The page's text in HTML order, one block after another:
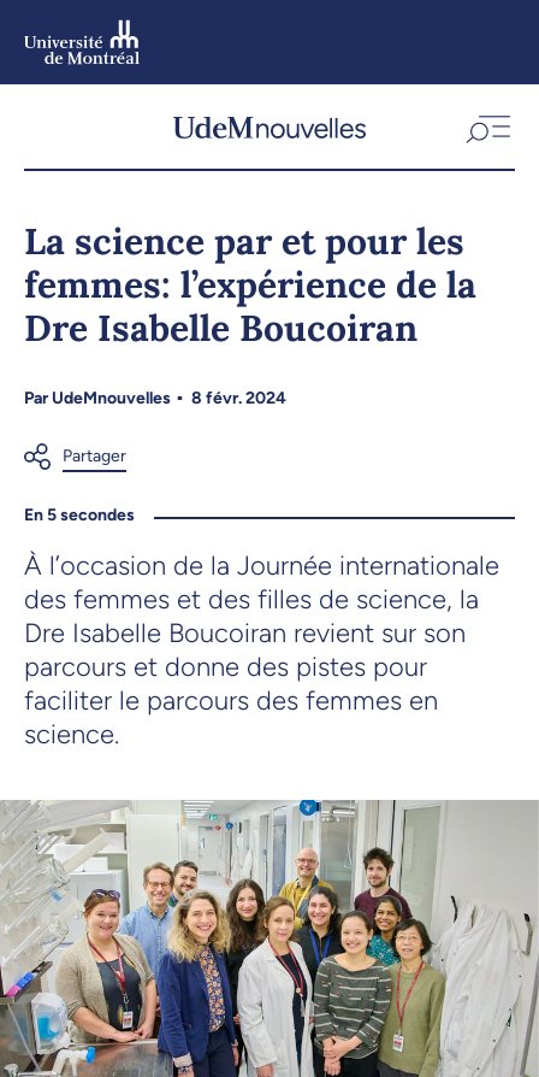
La science par et pour les
femmes: l’expérience de la
Dre Isabelle Boucoiran
ParUdeMnouvelles 8 févr. 2024
En 5 secondes
À l’occasion de la Journée internationale
des femmes et des filles de science, la
Dre Isabelle Boucoiran revient sur son
parcours et donne des pistes pour
faciliter le parcours des femmes en
science.